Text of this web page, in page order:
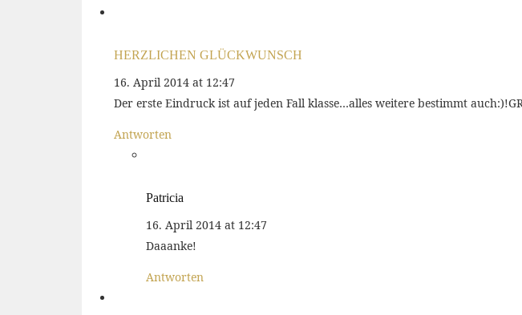
HERZLICHEN GLÜCKWUNSCH
16. April 2014 at 12:47
Der erste Eindruck ist auf jeden Fall klasse…alles weitere bestimmt
Antworten
Patricia
16. April 2014 at 12:47
Daaanke!
Antworten